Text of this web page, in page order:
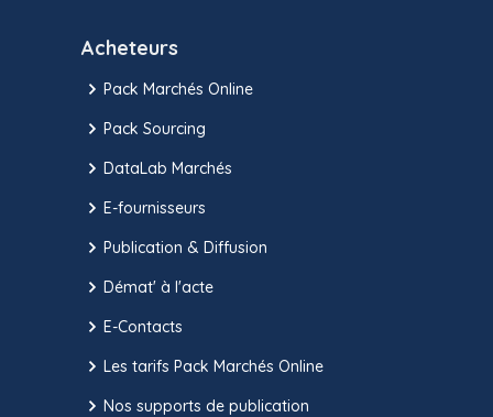
Acheteurs
Pack Marchés Online
Pack Sourcing
DataLab Marchés
E-fournisseurs
Publication & Diffusion
Démat' à l'acte
E-Contacts
Les tarifs Pack Marchés Online
Nos supports de publication